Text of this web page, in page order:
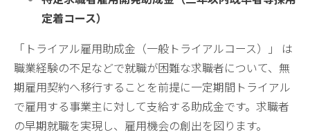
定着コース）
「トライアル雇用助成金（一般トライアルコース）」 は
職業経験の不足などで就職が困難な求職者について、無
期雇用契約へ移行することを前提に一定期間トライアル
で雇用する事業主に対して支給する助成金です。求職者
の早期就職を実現し、雇用機会の創出を図ります。